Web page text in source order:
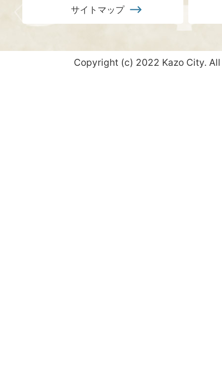
サイトマップ
Copyright (c) 2022 Kazo City.